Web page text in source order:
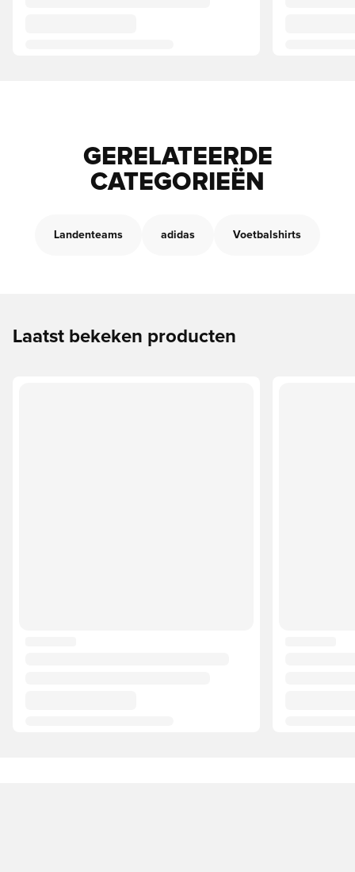
GERELATEERDE
CATEGORIEËN
Landenteams adidas Voetbalshirts
Laatst bekeken producten